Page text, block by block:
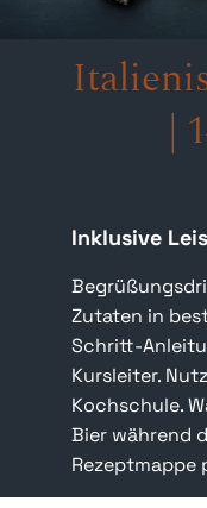
Mein Account
|
Inklusive
Zutaten in
Schritt-
Kursleiter.
Kochschule.
Bier während
Rezeptmappe